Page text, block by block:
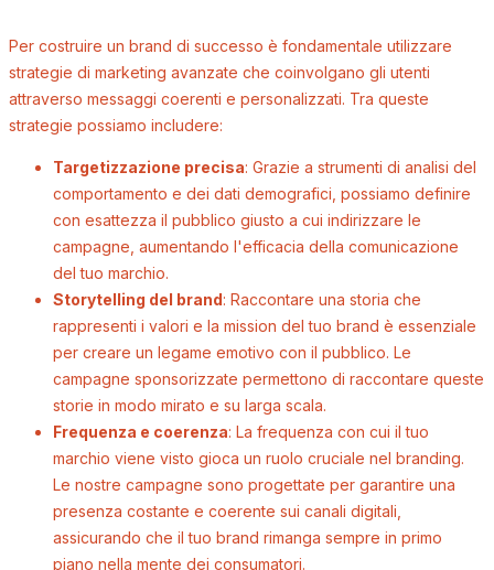
Per costruire un brand di successo è fondamentale utilizzare
strategie di marketing avanzate che coinvolgano gli utenti
attraverso messaggi coerenti e personalizzati. Tra queste
strategie possiamo includere:
Targetizzazione precisa: Grazie a strumenti di analisi del
comportamento e dei dati demografici, possiamo definire
con esattezza il pubblico giusto a cui indirizzare le
campagne, aumentando l'efficacia della comunicazione
del tuo marchio.
Storytelling del brand: Raccontare una storia che
rappresenti i valori e la mission del tuo brand è essenziale
per creare un legame emotivo con il pubblico. Le
campagne sponsorizzate permettono di raccontare queste
storie in modo mirato e su larga scala.
Frequenza e coerenza: La frequenza con cui il tuo
marchio viene visto gioca un ruolo cruciale nel branding.
Le nostre campagne sono progettate per garantire una
presenza costante e coerente sui canali digitali,
assicurando che il tuo brand rimanga sempre in primo
piano nella mente dei consumatori.